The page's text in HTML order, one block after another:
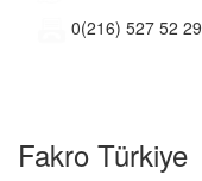
0(216) 527 52 29
Fakro Türkiye